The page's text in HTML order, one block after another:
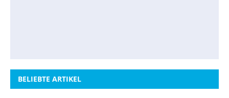
BELIEBTE ARTIKEL